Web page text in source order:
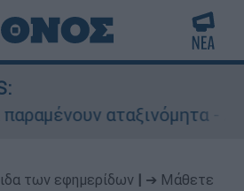
αταξινόμητα - Λύση
των εφημερίδων
➔ Μάθετε